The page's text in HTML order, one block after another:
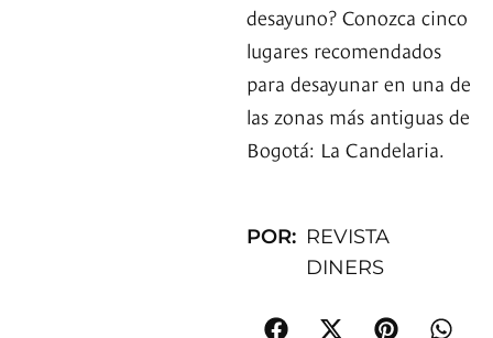
desayuno? Conozca cinco
lugares recomendados
para desayunar en una de
las zonas más antiguas de
Bogotá: La Candelaria.
POR: REVISTA
DINERS